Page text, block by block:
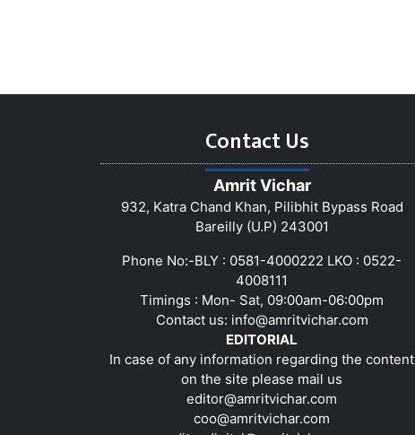
Contact Us
Amrit Vichar
932, Katra Chand Khan, Pilibhit Bypass Road
Bareilly (U.P) 243001
Phone No:-BLY : 0581-4000222 LKO : 0522-
4008111
Timings : Mon- Sat, 09:00am-06:00pm
Contact us: info@amritvichar.com
EDITORIAL
In case of any information regarding the content
on the site please mail us
editor@amritvichar.com
coo@amritvichar.com